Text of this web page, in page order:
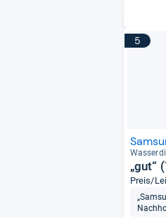
5
„gut“
Preis/